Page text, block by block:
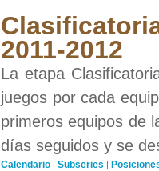
2011-2012
La etapa
juegos por cada
primeros equipos de
días seguidos y se
Calendario | Subseries |